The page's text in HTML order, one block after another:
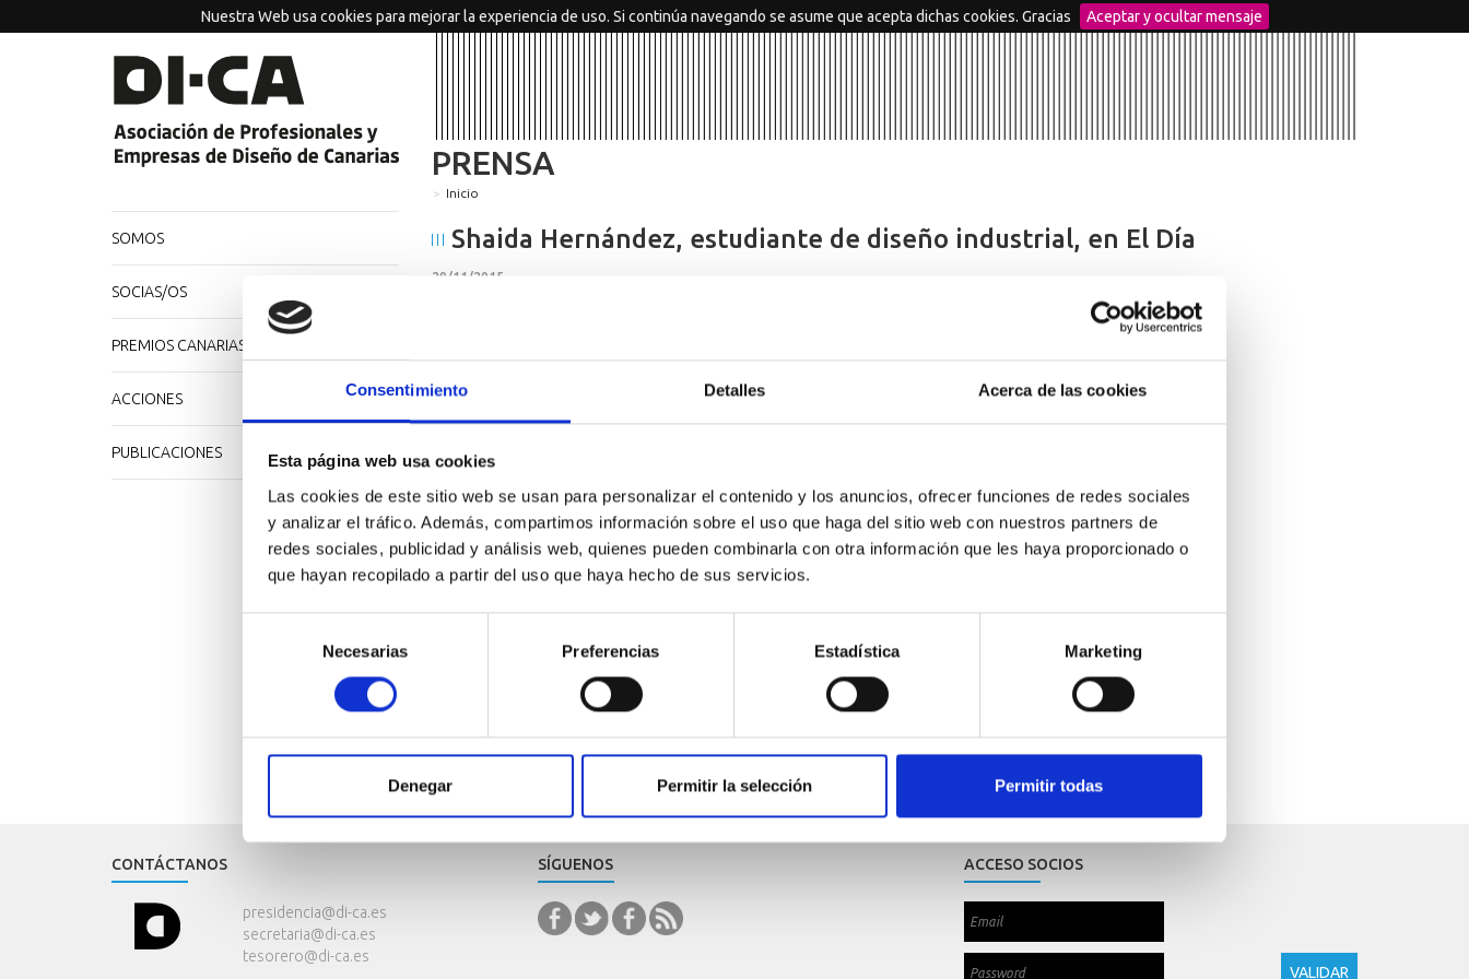
Nuestra Web usa cookies para mejorar la experiencia de uso. Si continúa navegando se asume que acepta dichas cookies. Gracias Aceptar y ocultar mensaje
Consentimiento Detalles Acerca de las cookies
Esta página web usa cookies
Las cookies de este sitio web se usan para personalizar el contenido y los anuncios, ofrecer funciones de redes sociales
y analizar el tráfico. Además, compartimos información sobre el uso que haga del sitio web con nuestros partners de
redes sociales, publicidad y análisis web, quienes pueden combinarla con otra información que les haya proporcionado o
que hayan recopilado a partir del uso que haya hecho de sus servicios.
consentimiento
Necesarias Preferencias Estadística Marketing
Denegar Permitir la selección Permitir todas
SOMOS
SOCIAS/OS
PREMIOS CANARIAS DE DISEÑO
ACCIONES
PUBLICACIONES
PRENSA
Inicio
Shaida Hernández, estudiante de diseño industrial, en El Día
29/11/2015
CONTÁCTANOS
presidencia@di-ca.es
secretaria@di-ca.es
tesorero@di-ca.es
SÍGUENOS ACCESO SOCIOS